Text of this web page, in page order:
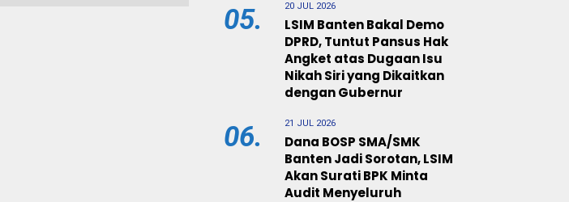
05. 20 JUL 2026
LSIM Banten Bakal Demo
DPRD, Tuntut Pansus Hak
Angket atas Dugaan Isu
Nikah Siri yang Dikaitkan
dengan Gubernur
06. 21 JUL 2026
Dana BOSP SMA/SMK
Banten Jadi Sorotan, LSIM
Akan Surati BPK Minta
Audit Menyeluruh